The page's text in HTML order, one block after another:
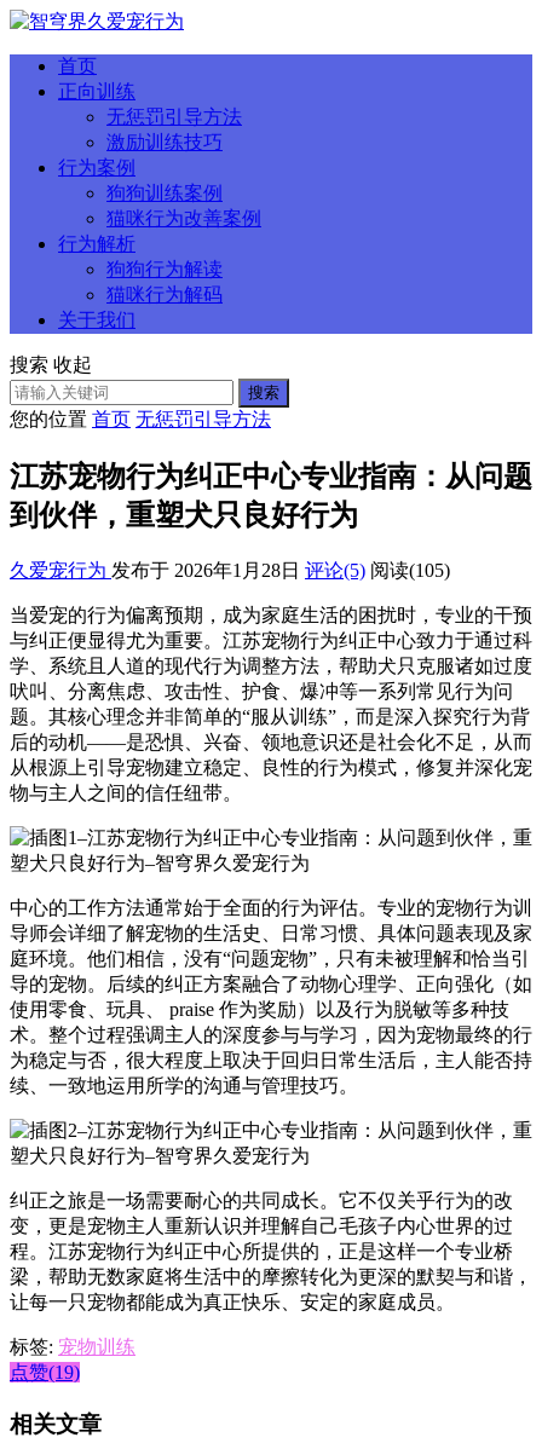
首页
正向训练
无惩罚引导方法
激励训练技巧
行为案例
狗狗训练案例
猫咪行为改善案例
行为解析
狗狗行为解读
猫咪行为解码
关于我们
搜索 收起
搜索
您的位置 首页 无惩罚引导方法
江苏宠物行为纠正中心专业指南：从问题
到伙伴，重塑犬只良好行为
久爱宠行为 发布于 2026年1月28日 评论(5) 阅读(105)
当爱宠的行为偏离预期，成为家庭生活的困扰时，专业的干预
与纠正便显得尤为重要。江苏宠物行为纠正中心致力于通过科
学、系统且人道的现代行为调整方法，帮助犬只克服诸如过度
吠叫、分离焦虑、攻击性、护食、爆冲等一系列常见行为问
题。其核心理念并非简单的“服从训练”，而是深入探究行为背
后的动机——是恐惧、兴奋、领地意识还是社会化不足，从而
从根源上引导宠物建立稳定、良性的行为模式，修复并深化宠
物与主人之间的信任纽带。
中心的工作方法通常始于全面的行为评估。专业的宠物行为训
导师会详细了解宠物的生活史、日常习惯、具体问题表现及家
庭环境。他们相信，没有“问题宠物”，只有未被理解和恰当引
导的宠物。后续的纠正方案融合了动物心理学、正向强化（如
使用零食、玩具、 praise 作为奖励）以及行为脱敏等多种技
术。整个过程强调主人的深度参与与学习，因为宠物最终的行
为稳定与否，很大程度上取决于回归日常生活后，主人能否持
续、一致地运用所学的沟通与管理技巧。
纠正之旅是一场需要耐心的共同成长。它不仅关乎行为的改
变，更是宠物主人重新认识并理解自己毛孩子内心世界的过
程。江苏宠物行为纠正中心所提供的，正是这样一个专业桥
梁，帮助无数家庭将生活中的摩擦转化为更深的默契与和谐，
让每一只宠物都能成为真正快乐、安定的家庭成员。
标签: 宠物训练
点赞(19)
相关文章